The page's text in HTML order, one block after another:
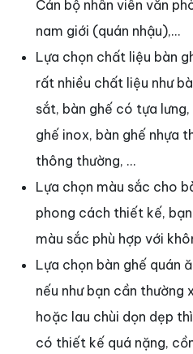
Cán bộ nhân viên văn
nam giới (quán nhậu),…
Lựa chọn chất liệu bàn
rất nhiều chất liệu như
sắt, bàn ghế có tựa
ghế inox, bàn ghế nhựa
thông thường, …
Lựa chọn màu sắc cho
phong cách thiết kế,
màu sắc phù hợp với
Lựa chọn bàn ghế quán
nếu như bạn cần thường
hoặc lau chùi dọn dẹp
có thiết kế quá nặng,